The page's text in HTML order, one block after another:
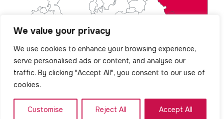
We value your privacy
We use cookies to enhance your browsing experience,
serve personalised ads or content, and analyse our
traffic. By clicking "Accept All", you consent to our use of
cookies.
Customise Reject All Accept All